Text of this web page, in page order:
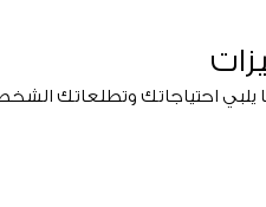
ما يلبي احتياجاتك وتطلعاتك